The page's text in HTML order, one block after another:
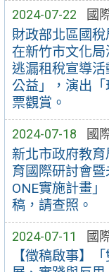
2024-07-22 國
財政部北區國
在新竹市文化
逃漏租稅宣導
公益」，演出
票觀賞。
2024-07-18 國
新北市政府教
育國際研討會
ONE實施計畫
稿，請查照。
2024-07-11 國
【徵稿啟事】